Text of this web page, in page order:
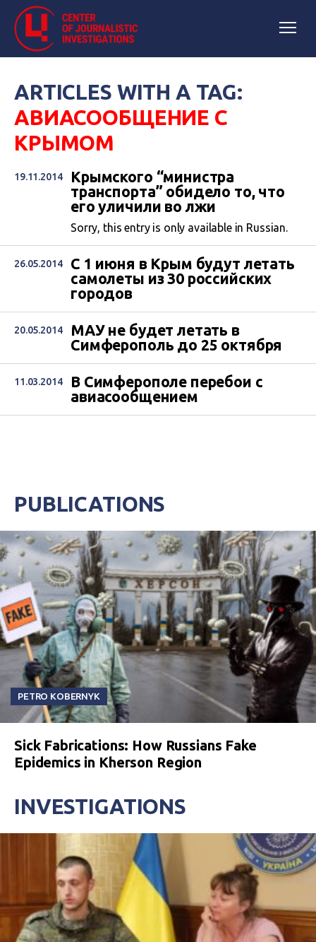
ARTICLES WITH A TAG:
АВИАСООБЩЕНИЕ С
КРЫМОМ
19.11.2014
Крымского “министра
транспорта” обидело то, что
его уличили во лжи
Sorry, this entry is only available in Russian.
26.05.2014
С 1 июня в Крым будут летать
самолеты из 30 российских
городов
20.05.2014
МАУ не будет летать в
Симферополь до 25 октября
11.03.2014
В Симферополе перебои с
авиасообщением
PUBLICATIONS
PETRO KOBERNYK
Sick Fabrications: How Russians Fake
Epidemics in Kherson Region
INVESTIGATIONS